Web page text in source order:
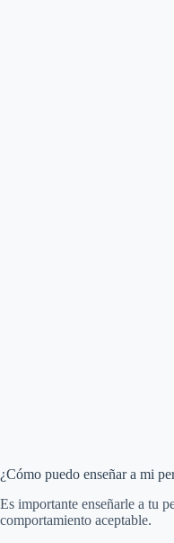
¿Cómo puedo enseñar a mi
Es importante enseñarle a tu
comportamiento aceptable.